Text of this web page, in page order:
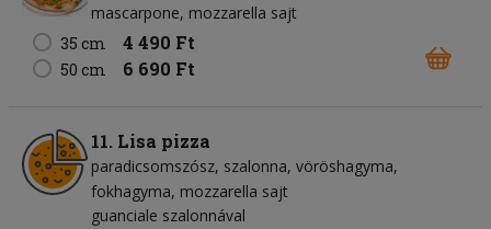
mascarpone mozzarella sajt
35 cm
4 490 Ft
50 cm 6 690 Ft
11. Lisa pizza
paradicsomszósz szalonna vöröshagyma
fokhagyma mozzarella sajt
guanciale szalonnával